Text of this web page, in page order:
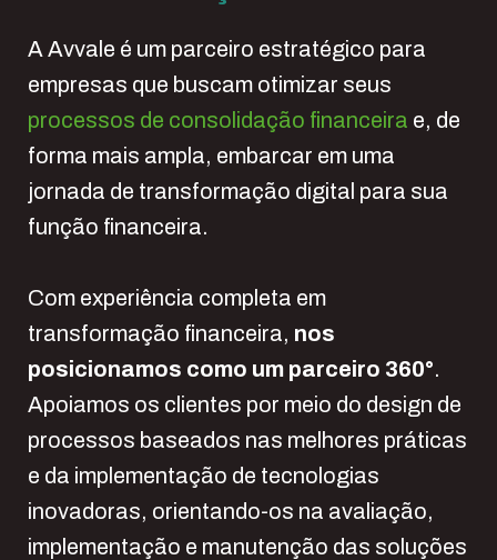
A Avvale é um parceiro estratégico para
empresas que buscam otimizar seus
processos de consolidação financeira e, de
forma mais ampla, embarcar em uma
jornada de transformação digital para sua
função financeira.
Com experiência completa em
transformação financeira, nos
posicionamos como um parceiro 360°.
Apoiamos os clientes por meio do design de
processos baseados nas melhores práticas
e da implementação de tecnologias
inovadoras, orientando-os na avaliação,
implementação e manutenção das soluções